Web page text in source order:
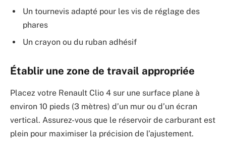
Un tournevis adapté pour les vis de réglage des
phares
Un crayon ou du ruban adhésif
Établir une zone de travail appropriée
Placez votre Renault Clio 4 sur une surface plane à
environ 10 pieds (3 mètres) d’un mur ou d’un écran
vertical. Assurez-vous que le réservoir de carburant est
plein pour maximiser la précision de l’ajustement.